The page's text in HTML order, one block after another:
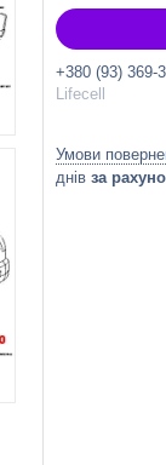
+380 (93) 369-
Lifecell
днів за